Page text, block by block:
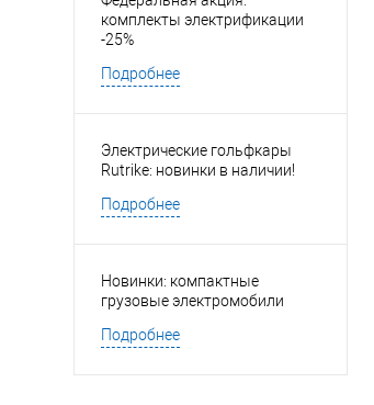
комплекты электрификации
-25%
Подробнее
Электрические гольфкары
Rutrike: новинки в наличии!
Подробнее
Новинки: компактные
грузовые электромобили
Подробнее